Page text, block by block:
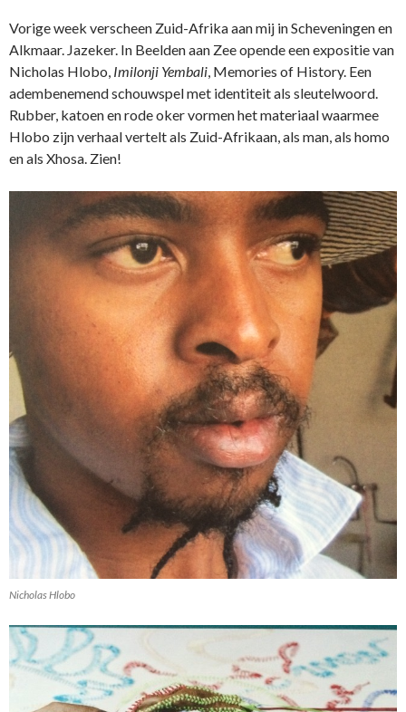
Vorige week verscheen Zuid-Afrika aan mij in Scheveningen en
Alkmaar. Jazeker. In Beelden aan Zee opende een expositie van
Nicholas Hlobo, Imilonji Yembali, Memories of History. Een
adembenemend schouwspel met identiteit als sleutelwoord.
Rubber, katoen en rode oker vormen het materiaal waarmee
Hlobo zijn verhaal vertelt als Zuid-Afrikaan, als man, als homo
en als Xhosa. Zien!
Nicholas Hlobo